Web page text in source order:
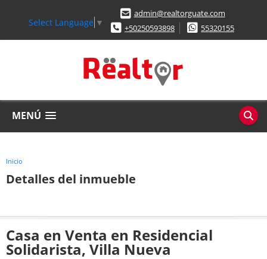
Select Language ▼
admin@realtorguate.com
+50250593898
55320155
MENÚ
Inicio
Detalles del inmueble
Casa en Venta en Residencial
Solidarista, Villa Nueva